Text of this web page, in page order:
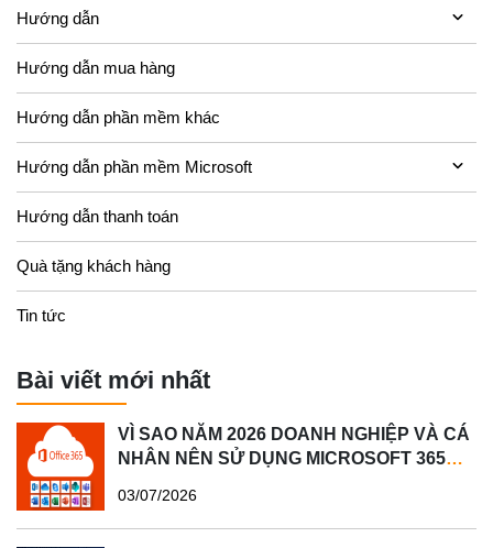
Hướng dẫn
Hướng dẫn mua hàng
Hướng dẫn phần mềm khác
Hướng dẫn phần mềm Microsoft
Hướng dẫn thanh toán
Quà tặng khách hàng
Tin tức
Bài viết mới nhất
VÌ SAO NĂM 2026 DOANH NGHIỆP VÀ CÁ
NHÂN NÊN SỬ DỤNG MICROSOFT 365
03/07/2026